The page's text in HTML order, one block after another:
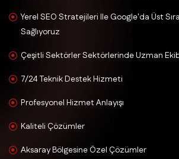
Yerel SEO Stratejileri Ile Google'da Üst
Sağlıyoruz
Çeşitli Sektörler Sektörlerinde Uzman
7/24 Teknik Destek Hizmeti
Profesyonel Hizmet Anlayışı
Kaliteli Çözümler
Aksaray Bölgesine Özel Çözümler